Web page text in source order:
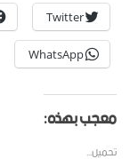
Twitter
WhatsApp
معجب بهذه:
تحميل...